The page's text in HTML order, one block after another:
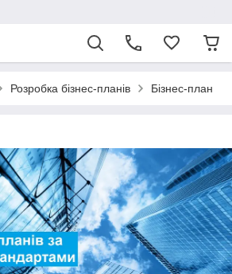
Розробка бізнес-планів Бізнес-план